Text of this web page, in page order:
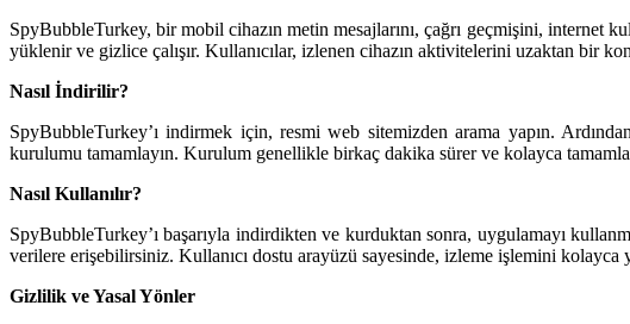
SpyBubbleTurkey, bir mobil cihazın metin mesajlarını, çağrı geçmişini, internet
yüklenir ve gizlice çalışır. Kullanıcılar, izlenen cihazın aktivitelerini uzaktan bir
Nasıl İndirilir?
SpyBubbleTurkey’ı indirmek için, resmi web sitemizden arama yapın.
kurulumu tamamlayın. Kurulum genellikle birkaç dakika sürer ve kolayca
Nasıl Kullanılır?
SpyBubbleTurkey’ı başarıyla indirdikten ve kurduktan sonra, uygulamayı
verilere erişebilirsiniz. Kullanıcı dostu arayüzü sayesinde, izleme işlemini kolayca
Gizlilik ve Yasal Yönler